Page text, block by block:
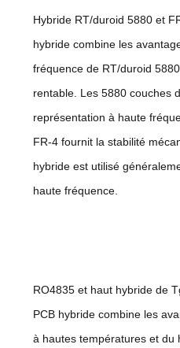
Hybride RT/duroid 5880 et
hybride combine les
fréquence de RT/duroid
rentable. Les 5880 couches
représentation à haute
FR-4 fournit la stabilité
hybride est utilisé
haute fréquence.
RO4835 et haut hybride de
PCB hybride combine les
à hautes températures et du